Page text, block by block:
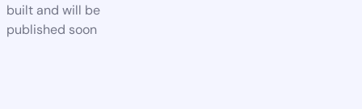
built and will be
published soon